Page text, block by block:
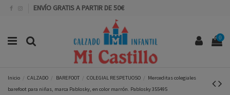
ENVÍO GRATIS A PARTIR DE 50€
0
Inicio CALZADO BAREFOOT COLEGIAL RESPETUOSO
Merceditas colegiales
barefoot para niñas, marca Pablosky, en color marrón. Pablosky 355495